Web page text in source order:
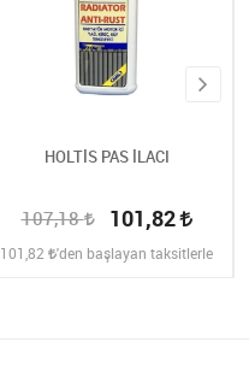
HOLTİS PAS İLACI
107,18 101,82
101,82 'den başlayan taksitlerle